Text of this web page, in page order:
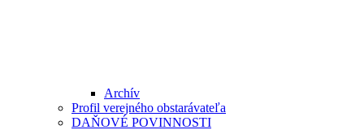
Archív
Profil verejného obstarávateľa
DAŇOVÉ POVINNOSTI